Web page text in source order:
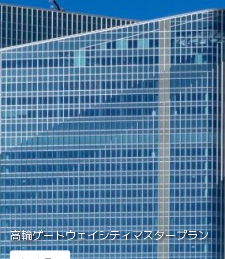
東京ミッドタウン八重洲
都市のコミュニティ